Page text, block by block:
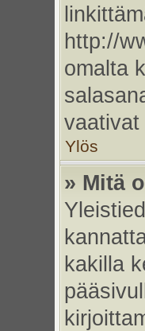
http://
omalta
Ylös
» Mitä
kakilla